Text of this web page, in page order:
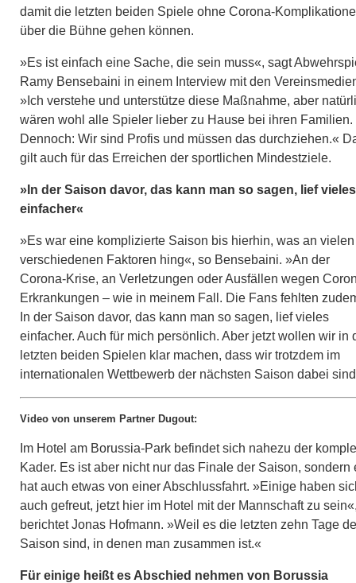
damit die letzten beiden Spiele ohne Corona-
über die Bühne gehen können.
»Es ist einfach eine Sache, die sein muss«, sagt
Ramy Bensebaini in einem Interview mit den
»Ich verstehe und unterstütze diese Maßnahme, aber
wären wohl alle Spieler lieber zu Hause bei ihren Familien.
Dennoch: Wir sind Profis und müssen das durchziehen.«
gilt auch für das Erreichen der sportlichen Mindestziele.
»In der Saison davor, das kann man so sagen, lief vieles
einfacher«
»Es war eine komplizierte Saison bis hierhin, was an vielen
verschiedenen Faktoren hing«, so Bensebaini. »An der
Corona-Krise, an Verletzungen oder Ausfällen wegen
Erkrankungen – wie in meinem Fall. Die Fans fehlten
In der Saison davor, das kann man so sagen, lief vieles
einfacher. Auch für mich persönlich. Aber jetzt wollen wir in
letzten beiden Spielen klar machen, dass wir trotzdem im
internationalen Wettbewerb der nächsten Saison dabei
Video von unserem Partner Dugout:
Im Hotel am Borussia-Park befindet sich nahezu der
Kader. Es ist aber nicht nur das Finale der Saison, sondern
hat auch etwas von einer Abschlussfahrt. »Einige haben
auch gefreut, jetzt hier im Hotel mit der Mannschaft zu
berichtet Jonas Hofmann. »Weil es die letzten zehn Tage
Saison sind, in denen man zusammen ist.«
Für einige heißt es Abschied nehmen von Borussia